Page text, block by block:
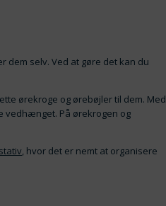
dem selv. Ved at gøre det kan du
ørekroge og ørebøjler til dem. Med
vedhænget. På ørekrogen og
, hvor det er nemt at organisere